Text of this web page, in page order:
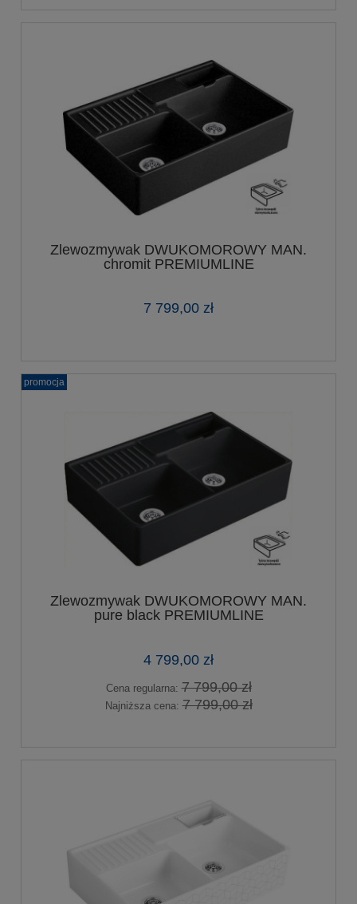
Zlewozmywak DWUKOMOROWY MAN.
chromit PREMIUMLINE
7 799,00 zł
Zlewozmywak DWUKOMOROWY MAN.
pure black PREMIUMLINE
4 799,00 zł
Cena regularna:7 799,00 zł
Najniższa cena:7 799,00 zł
promocja